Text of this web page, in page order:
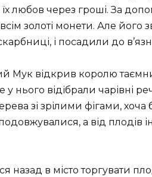
любов через гроші. За
золоті монети. Але його
і посадили до
Мук відкрив королю
нього відібрали чарівні
зі зрілими фігами, хоча
а від плодів
назад в місто торгувати